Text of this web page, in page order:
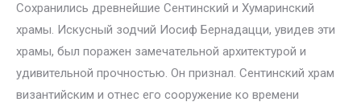
Сохранились древнейшие Сентинский и Хумаринский
храмы. Искусный зодчий Иосиф Бернадацци, увидев эти
храмы, был поражен замечательной архитектурой и
удивительной прочностью. Он признал. Сентинский храм
византийским и отнес его сооружение ко времени